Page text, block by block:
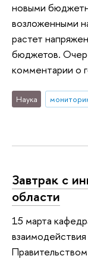
новыми
возложенными
растет
бюджетов.
комментарии о
Наука
Завтрак с
области
15 марта